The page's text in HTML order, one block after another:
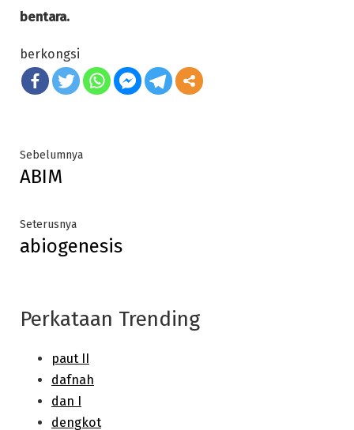
bentara.
berkongsi
Post
navigation
SebelumnyaPrevious
ABIM
SeterusnyaNext
post:
abiogenesis
Perkataan Trending